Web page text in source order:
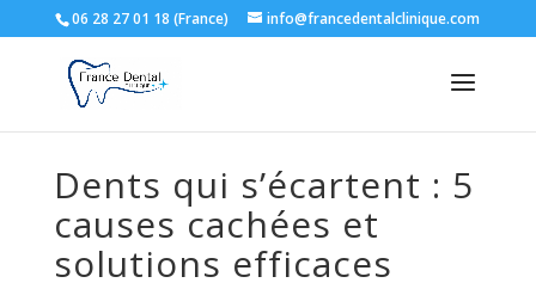
06 28 27 01 18 (France) info@francedentalclinique.com
Dents qui s’écartent : 5
causes cachées et
solutions efficaces